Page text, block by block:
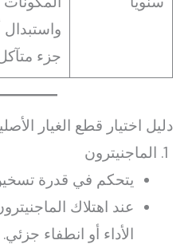
جزء
دليل اختيار قطع الغيار
الماجنيترون
يتحكم في قدرة
عند اهتلاك
الأداء أو انطفاء جزئي.